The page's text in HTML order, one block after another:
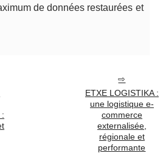
de données restaurées et
ETXE LOGISTIKA :
une logistique e-
commerce
externalisée,
régionale et
performante